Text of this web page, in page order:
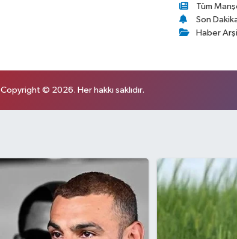
Tüm
Son
Haber
Copyright © 2026. Her hakkı saklıdır.